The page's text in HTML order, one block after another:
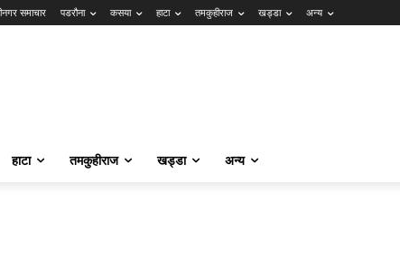
समाचार पडरौना कसया हाटा तमकुहीराज खड्डा अन्य
हाटा तमकुहीराज खड्डा अन्य